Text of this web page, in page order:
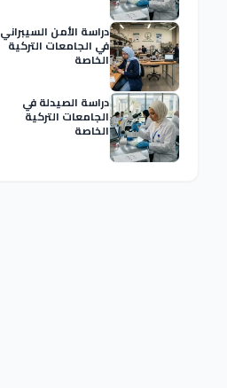
دراسة الأمن السيبراني
في الجامعات التركية
الخاصة
دراسة الصيدلة في
الجامعات التركية
الخاصة